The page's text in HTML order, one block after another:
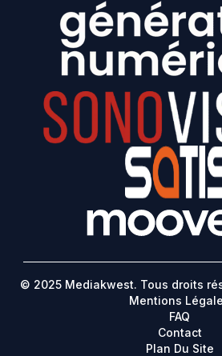
© 2025 Mediakwest. Tous droits
Mentions
FAQ
Contact
Plan Du Site